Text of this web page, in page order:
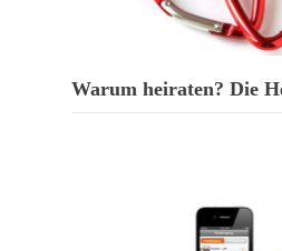
Warum heiraten? Die